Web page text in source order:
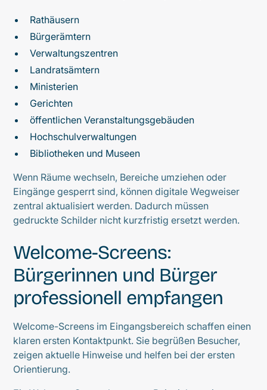
Rathäusern
Bürgerämtern
Verwaltungszentren
Landratsämtern
Ministerien
Gerichten
öffentlichen Veranstaltungsgebäuden
Hochschulverwaltungen
Bibliotheken und Museen
Wenn Räume wechseln, Bereiche umziehen oder
Eingänge gesperrt sind, können digitale Wegweiser
zentral aktualisiert werden. Dadurch müssen
gedruckte Schilder nicht kurzfristig ersetzt werden.
Welcome-Screens:
Bürgerinnen und Bürger
professionell empfangen
Welcome-Screens im Eingangsbereich schaffen einen
klaren ersten Kontaktpunkt. Sie begrüßen Besucher,
zeigen aktuelle Hinweise und helfen bei der ersten
Orientierung.